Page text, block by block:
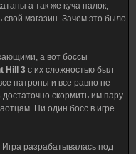
а так же куча палок,
свой магазин. Зачем это было
а вот боссы
Hill 3 с их сложностью был
патроны и все равно не
достаточно скормить им пару-
Ни один босс в игре
разрабатывалась под